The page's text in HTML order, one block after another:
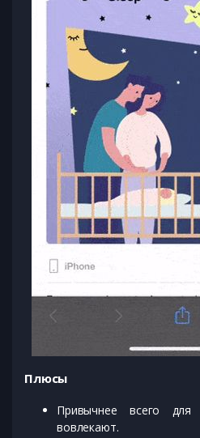
Плюсы
Привычнее всего для
вовлекают.